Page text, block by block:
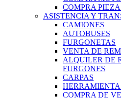
COMPRA
ASISTENCIA Y
CAMIONES
AUTOBUSES
FURGONETAS
VENTA DE
ALQUILER DE
FURGONES
CARPAS
COMPRA DE